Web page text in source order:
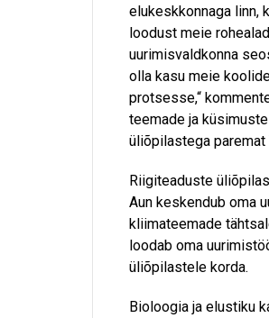
elukeskkonnaga linn,
loodust meie
uurimisvaldkonna
olla kasu meie
protsesse,“
teemade ja
üliõpilastega paremat
Riigiteaduste
Aun keskendub oma
kliimateemade
loodab oma
üliõpilastele korda.
Bioloogia ja elustiku